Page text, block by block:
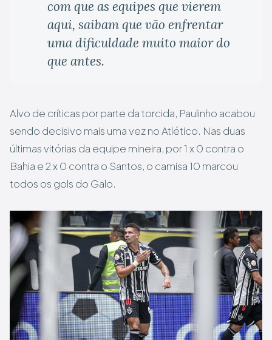
com que as equipes que vierem
aqui, saibam que vão enfrentar
uma dificuldade muito maior do
que antes.
Alvo de críticas por parte da torcida, Paulinho acabou
sendo decisivo mais uma vez no Atlético. Nas duas
últimas vitórias da equipe mineira, por 1 x 0 contra o
Bahia e 2 x 0 contra o Santos, o camisa 10 marcou
todos os gols do Galo.